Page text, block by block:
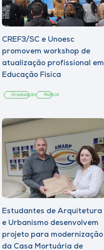
CREF3/SC e Unoesc
promovem workshop de
atualização profissional em
Educação Física
Graduação Notícia
Estudantes de Arquitetura
e Urbanismo desenvolvem
projeto para modernização
da Casa Mortuária de